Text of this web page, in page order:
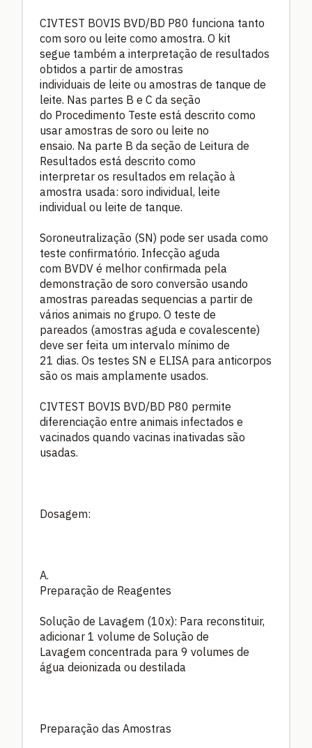
CIVTEST BOVIS BVD/BD P80 funciona tanto
com soro ou leite como amostra. O kit
segue também a interpretação de resultados
obtidos a partir de amostras
individuais de leite ou amostras de tanque de
leite. Nas partes B e C da seção
do Procedimento Teste está descrito como
usar amostras de soro ou leite no
ensaio. Na parte B da seção de Leitura de
Resultados está descrito como
interpretar os resultados em relação à
amostra usada: soro individual, leite
individual ou leite de tanque.
Soroneutralização (SN) pode ser usada como
teste confirmatório. Infecção aguda
com BVDV é melhor confirmada pela
demonstração de soro conversão usando
amostras pareadas sequencias a partir de
vários animais no grupo. O teste de
pareados (amostras aguda e covalescente)
deve ser feita um intervalo mínimo de
21 dias. Os testes SN e ELISA para anticorpos
são os mais amplamente usados.
CIVTEST BOVIS BVD/BD P80 permite
diferenciação entre animais infectados e
vacinados quando vacinas inativadas são
usadas.
Dosagem:
A.
Preparação de Reagentes
Solução de Lavagem (10x): Para reconstituir,
adicionar 1 volume de Solução de
Lavagem concentrada para 9 volumes de
água deionizada ou destilada
Preparação das Amostras